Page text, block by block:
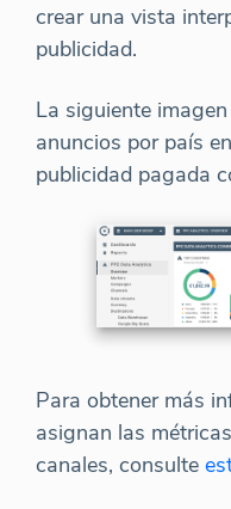
crear una vista
publicidad.
La siguiente
anuncios por país
publicidad pagada
Para obtener más
asignan las
canales, consulte